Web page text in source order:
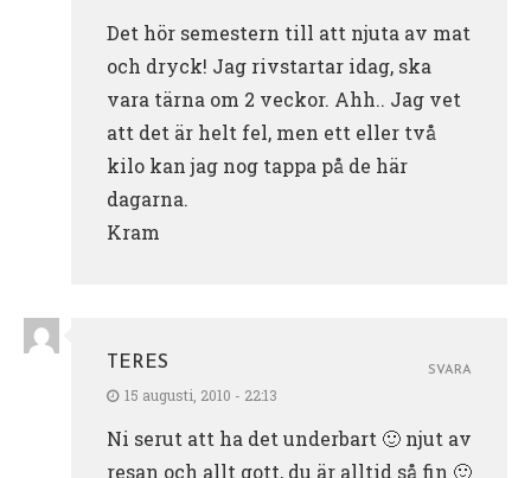
Det hör semestern till att njuta av mat
och dryck! Jag rivstartar idag, ska
vara tärna om 2 veckor. Ahh.. Jag vet
att det är helt fel, men ett eller två
kilo kan jag nog tappa på de här
dagarna.
Kram
TERES
15 augusti, 2010 - 22:13
Ni serut att ha det underbart 🙂 njut av
resan och allt gott, du är alltid så fin 🙂
SVARA